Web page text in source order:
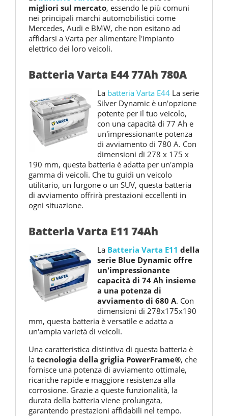
migliori sul mercato, essendo le più comuni
nei principali marchi automobilistici come
Mercedes, Audi e BMW, che non esitano ad
affidarsi a Varta per alimentare l'impianto
elettrico dei loro veicoli.
Batteria Varta E44 77Ah 780A
La batteria Varta E44 La serie
Silver Dynamic è un'opzione
potente per il tuo veicolo,
con una capacità di 77 Ah e
un'impressionante potenza
di avviamento di 780 A. Con
dimensioni di 278 x 175 x
190 mm, questa batteria è adatta per un'ampia
gamma di veicoli. Che tu guidi un veicolo
utilitario, un furgone o un SUV, questa batteria
di avviamento offrirà prestazioni eccellenti in
ogni situazione.
Batteria Varta E11 74Ah
La Batteria Varta E11 della
serie Blue Dynamic offre
un'impressionante
capacità di 74 Ah insieme
a una potenza di
avviamento di 680 A. Con
dimensioni di 278x175x190
mm, questa batteria è versatile e adatta a
un'ampia varietà di veicoli.
Una caratteristica distintiva di questa batteria è
la tecnologia della griglia PowerFrame®, che
fornisce una potenza di avviamento ottimale,
ricariche rapide e maggiore resistenza alla
corrosione. Grazie a queste funzionalità, la
durata della batteria viene prolungata,
garantendo prestazioni affidabili nel tempo.